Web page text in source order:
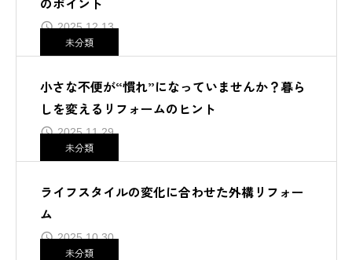
2025.12.13
未分類
小さな不便が“慣れ”になっていませんか？暮ら
しを変えるリフォームのヒント
2025.11.29
未分類
ライフスタイルの変化に合わせた外構リフォー
ム
2025.10.30
未分類